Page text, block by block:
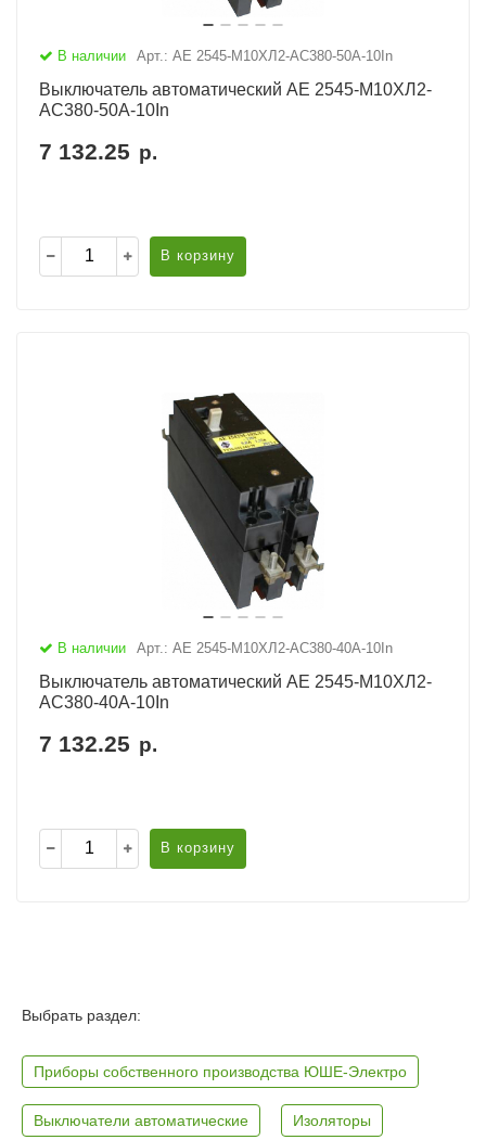
В наличии Арт.: АЕ 2545-М10ХЛ2-AC380-50А-10In
Выключатель автоматический АЕ 2545-М10ХЛ2-
AC380-50А-10In
7 132.25 р.
В корзину
В наличии Арт.: АЕ 2545-М10ХЛ2-AC380-40А-10In
Выключатель автоматический АЕ 2545-М10ХЛ2-
AC380-40А-10In
7 132.25 р.
В корзину
Выбрать раздел:
Приборы собственного производства ЮШЕ-Электро
Выключатели автоматические Изоляторы